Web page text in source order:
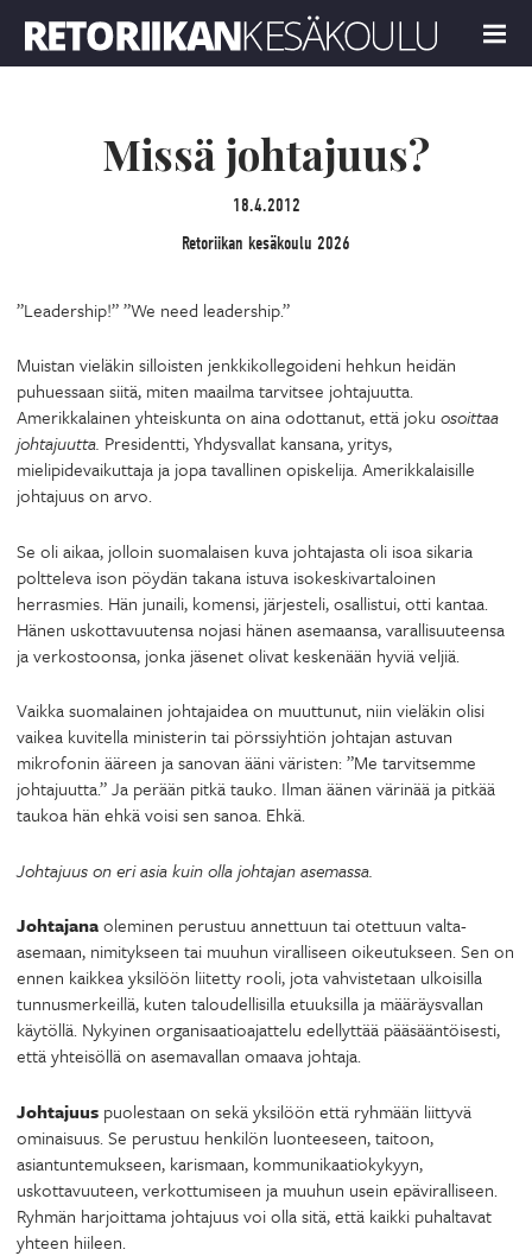
MENU
Missä johtajuus?
18.4.2012
Retoriikan kesäkoulu 2026
”Leadership!” ”We need leadership.”
Muistan vieläkin silloisten jenkkikollegoideni hehkun heidän
puhuessaan siitä, miten maailma tarvitsee johtajuutta.
Amerikkalainen yhteiskunta on aina odottanut, että joku osoittaa
johtajuutta. Presidentti, Yhdysvallat kansana, yritys,
mielipidevaikuttaja ja jopa tavallinen opiskelija. Amerikkalaisille
johtajuus on arvo.
Se oli aikaa, jolloin suomalaisen kuva johtajasta oli isoa sikaria
poltteleva ison pöydän takana istuva isokeskivartaloinen
herrasmies. Hän junaili, komensi, järjesteli, osallistui, otti kantaa.
Hänen uskottavuutensa nojasi hänen asemaansa, varallisuuteensa
ja verkostoonsa, jonka jäsenet olivat keskenään hyviä veljiä.
Vaikka suomalainen johtajaidea on muuttunut, niin vieläkin olisi
vaikea kuvitella ministerin tai pörssiyhtiön johtajan astuvan
mikrofonin ääreen ja sanovan ääni väristen: ”Me tarvitsemme
johtajuutta.” Ja perään pitkä tauko. Ilman äänen värinää ja pitkää
taukoa hän ehkä voisi sen sanoa. Ehkä.
Johtajuus on eri asia kuin olla johtajan asemassa.
Johtajanaoleminen perustuu annettuun tai otettuun valta-
asemaan, nimitykseen tai muuhun viralliseen oikeutukseen. Sen on
ennen kaikkea yksilöön liitetty rooli, jota vahvistetaan ulkoisilla
tunnusmerkeillä, kuten taloudellisilla etuuksilla ja määräysvallan
käytöllä. Nykyinen organisaatioajattelu edellyttää pääsääntöisesti,
että yhteisöllä on asemavallan omaava johtaja.
Johtajuus puolestaan on sekä yksilöön että ryhmään liittyvä
ominaisuus. Se perustuu henkilön luonteeseen, taitoon,
asiantuntemukseen, karismaan, kommunikaatiokykyyn,
uskottavuuteen, verkottumiseen ja muuhun usein epäviralliseen.
Ryhmän harjoittama johtajuus voi olla sitä, että kaikki puhaltavat
yhteen hiileen.